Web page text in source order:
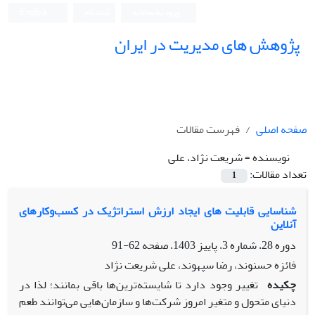
پژوهش های مدیریت در ایران
صفحه اصلی
فهرست مقالات
نویسنده =شریعت نژاد، علی
تعداد مقالات:
1
شناسایی قابلیت های ایجاد ارزش استراتژیک در کسب‌وکارهای
آنلاین
دوره 28، شماره 3، پاییز 1403، صفحه
62-91
فائزه حسنوند، رضا سپهوند، علی شریعت نژاد
چکیده تغییر وجود دارد تا شایسته‌ترین‌ها باقی بمانند؛ لذا در
دنیای متحول و متغیر امروز شرکت‌ها و سازمان‌هایی می‌توانند طعم